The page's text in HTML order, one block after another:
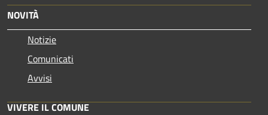
NOVITÀ
Notizie
Comunicati
Avvisi
VIVERE IL COMUNE